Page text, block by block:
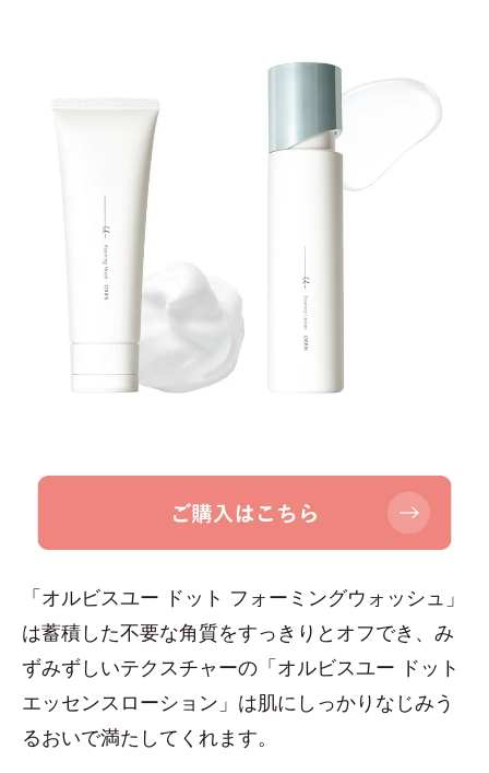
「オルビスユー ドット フォーミングウォッシュ」
は蓄積した不要な角質をすっきりとオフでき、み
ずみずしいテクスチャーの「オルビスユー ドット
エッセンスローション」は肌にしっかりなじみう
るおいで満たしてくれます。